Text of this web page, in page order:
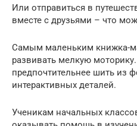
Или отправиться в
вместе с друзьями – что
Самым маленьким книжка-
развивать мелкую
предпочтительнее шить из
интерактивных деталей.
Ученикам начальных